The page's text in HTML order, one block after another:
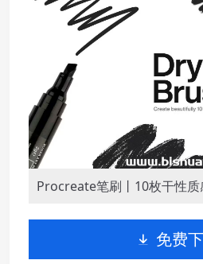
Procreate笔刷丨10枚干性质
免费